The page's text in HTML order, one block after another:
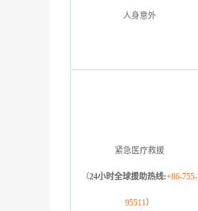
人身意外
紧急医疗救援
（24小时全球援助热线:+86-755-
95511）